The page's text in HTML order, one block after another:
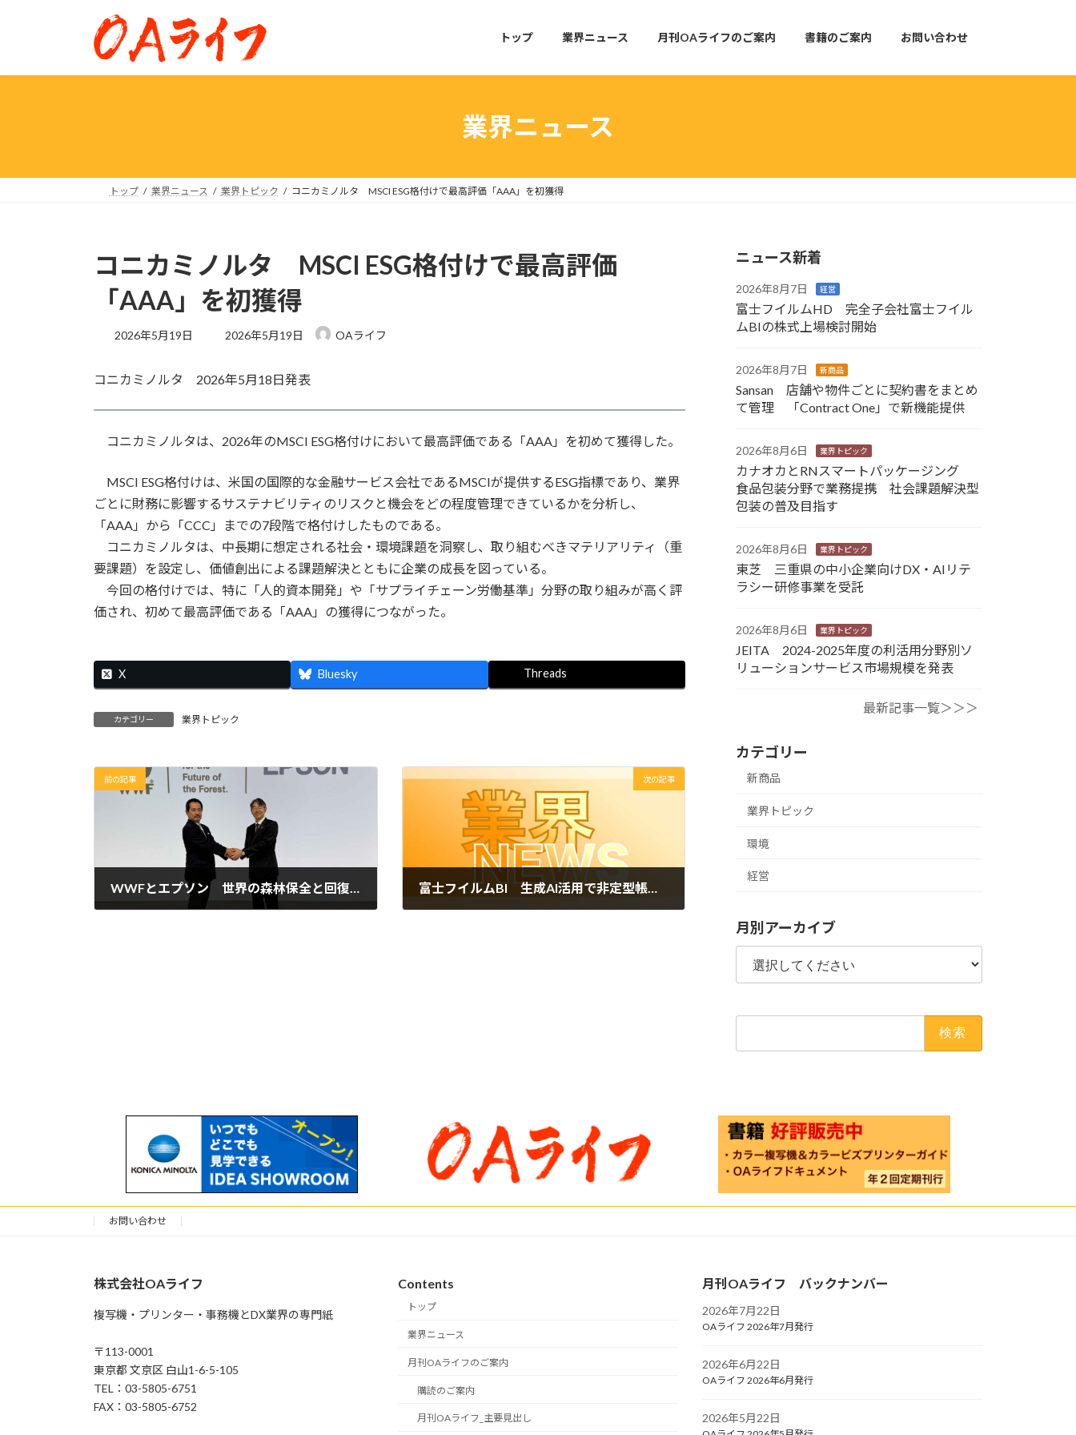
プ
動
トップ 業界ニュース 月刊OAライフのご案内 書籍のご案内 お問い合わせ
業界ニュース
トップ 業界ニュース 業界トピック コニカミノルタ MSCI ESG格付けで最高評価「AAA」を初獲得
コニカミノルタ MSCI ESG格付けで最高評価
「AAA」を初獲得
2026年5月19日
最
新
時
2026年5月19日 OAライフ
コニカミノルタ 2026年5月18日発表
コニカミノルタは、2026年のMSCI ESG格付けにおいて最高評価である「AAA」を初めて獲得した。
MSCI ESG格付けは、米国の国際的な金融サービス会社であるMSCIが提供するESG指標であり、業界
ごとに財務に影響するサステナビリティのリスクと機会をどの程度管理できているかを分析し、
「AAA」から「CCC」までの7段階で格付けしたものである。
コニカミノルタは、中長期に想定される社会・環境課題を洞察し、取り組むべきマテリアリティ（重
要課題）を設定し、価値創出による課題解決とともに企業の成長を図っている。
今回の格付けでは、特に「人的資本開発」や「サプライチェーン労働基準」分野の取り組みが高く評
価され、初めて最高評価である「AAA」の獲得につながった。
X Bluesky Threads
カテゴリー 業界トピック
前の記事
WWFとエプソン 世界の森林保全と回復に向け「インターナショナル・コーポレート・パートナーシップ」契約を更新
次の記事
富士フイルムBI 生成AI活用で非定型帳票のデータ入力業務を効率化
ニュース新着
2026年8月7日 経営
富士フイルムHD 完全子会社富士フイル
ムBIの株式上場検討開始
2026年8月7日 新商品
Sansan 店舗や物件ごとに契約書をまとめ
て管理 「Contract One」で新機能提供
2026年8月6日 業界トピック
カナオカとRNスマートパッケージング
食品包装分野で業務提携 社会課題解決型
包装の普及目指す
2026年8月6日 業界トピック
東芝 三重県の中小企業向けDX・AIリテ
ラシー研修事業を受託
2026年8月6日 業界トピック
JEITA 2024-2025年度の利活用分野別ソ
リューションサービス市場規模を発表
最新記事一覧＞＞＞
カテゴリー
新商品
業界トピック
環境
経営
月別アーカイブ
お問い合わせ
株式会社OAライフ
複写機・プリンター・事務機とDX業界の専門紙
〒113-0001
東京都 文京区 白山1-6-5-105
TEL：03-5805-6751
FAX：03-5805-6752
Contents
トップ
業界ニュース
月刊OAライフのご案内
購読のご案内
月刊OAライフ_主要見出し
月刊OAライフ バックナンバー
2026年7月22日
OAライフ 2026年7月発行
2026年6月22日
OAライフ 2026年6月発行
2026年5月22日